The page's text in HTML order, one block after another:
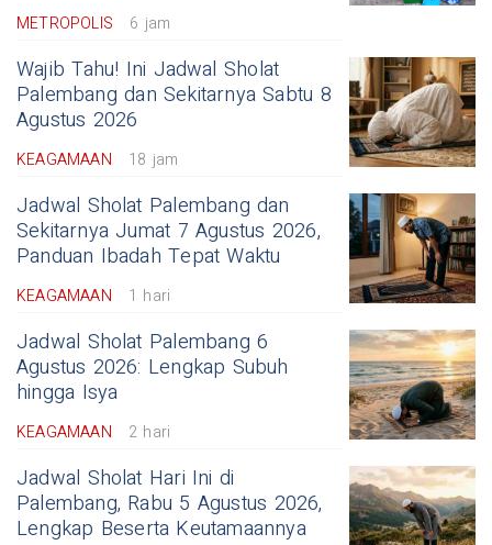
METROPOLIS 6 jam
Wajib Tahu! Ini Jadwal Sholat
Palembang dan Sekitarnya Sabtu 8
Agustus 2026
KEAGAMAAN 18 jam
Jadwal Sholat Palembang dan
Sekitarnya Jumat 7 Agustus 2026,
Panduan Ibadah Tepat Waktu
KEAGAMAAN 1 hari
Jadwal Sholat Palembang 6
Agustus 2026: Lengkap Subuh
hingga Isya
KEAGAMAAN 2 hari
Jadwal Sholat Hari Ini di
Palembang, Rabu 5 Agustus 2026,
Lengkap Beserta Keutamaannya